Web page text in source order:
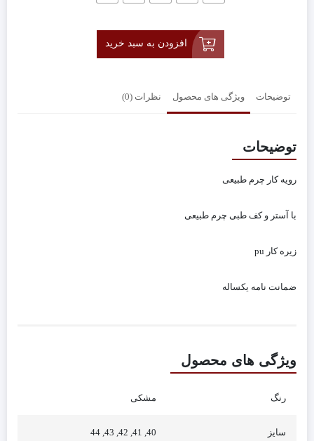
افزودن به سبد خرید
توضیحات ویژگی های محصول نظرات (0)
توضیحات
رویه کار چرم طبیعی
با آستر و کف طبی چرم طبیعی
زیره کار pu
ضمانت نامه یکساله
ویژگی های محصول
رنگ مشکی
سایز 40, 41, 42, 43, 44